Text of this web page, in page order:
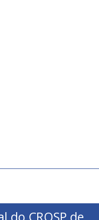
do CROSP de